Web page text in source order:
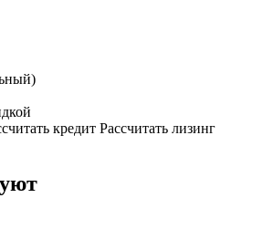
кредит Рассчитать лизинг